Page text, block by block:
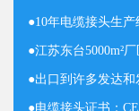
●10年电缆接头生产
●江苏东台5000m²
●出口到许多发达
●电缆接头证书：